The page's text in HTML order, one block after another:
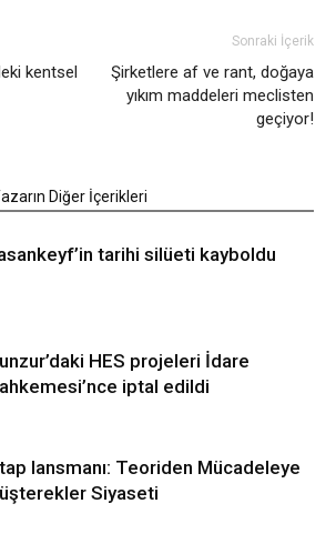
kentsel
Sonraki İçerik
Şirketlere af ve rant, doğaya
yıkım maddeleri meclisten
geçiyor!
Diğer İçerikleri
tarihi silüeti kayboldu
HES projeleri İdare
iptal edildi
lansmanı: Teoriden Mücadeleye
Siyaseti